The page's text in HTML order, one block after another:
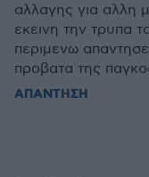
αλλαγης για αλλη
εκεινη την τρυπα
περιμενω
προβατα της
ΑΠΑΝΤΗΣΗ